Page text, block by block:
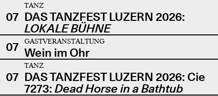
07
TANZ
DAS TANZFEST LUZERN 2026:
LOKALE BÜHNE
07
GASTVERANSTALTUNG
Wein im Ohr
07
TANZ
DAS TANZFEST LUZERN 2026: Cie
7273: Dead Horse in a Bathtub